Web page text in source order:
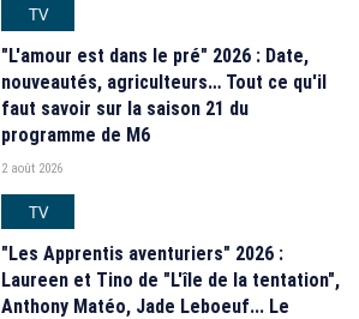
TV
"L'amour est dans le pré" 2026 : Date,
nouveautés, agriculteurs… Tout ce qu'il
faut savoir sur la saison 21 du
programme de M6
2 août 2026
TV
"Les Apprentis aventuriers" 2026 :
Laureen et Tino de "L'île de la tentation",
Anthony Matéo, Jade Leboeuf... Le